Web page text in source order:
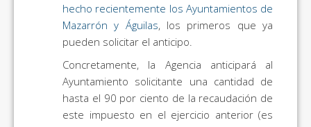
hecho recientemente los Ayuntamientos de
Mazarrón y Águilas, los primeros que ya
pueden solicitar el anticipo.
Concretamente, la Agencia anticipará al
Ayuntamiento solicitante una cantidad de
hasta el 90 por ciento de la recaudación de
este impuesto en el ejercicio anterior (es